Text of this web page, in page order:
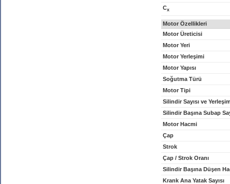
Cx
Motor Özellikleri
Motor Üreticisi
Motor Yeri
Motor Yerleşimi
Motor Yapısı
Soğutma Türü
Motor Tipi
Silindir Sayısı ve
Silindir Başına Subap
Motor Hacmi
Çap
Strok
Çap / Strok Oranı
Silindir Başına Düşen
Krank Ana Yatak Sayısı